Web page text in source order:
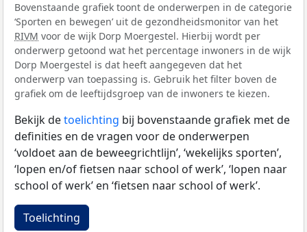
Bovenstaande grafiek toont de onderwerpen in de categorie
‘Sporten en bewegen’ uit de gezondheidsmonitor van het
RIVM voor de wijk Dorp Moergestel. Hierbij wordt per
onderwerp getoond wat het percentage inwoners in de wijk
Dorp Moergestel is dat heeft aangegeven dat het
onderwerp van toepassing is. Gebruik het filter boven de
grafiek om de leeftijdsgroep van de inwoners te kiezen.
Bekijk detoelichting bij bovenstaande grafiek met de
definities en de vragen voor de onderwerpen
‘voldoet aan de beweegrichtlijn’, ‘wekelijks sporten’,
‘lopen en/of fietsen naar school of werk’, ‘lopen naar
school of werk’ en ‘fietsen naar school of werk’.
Toelichting